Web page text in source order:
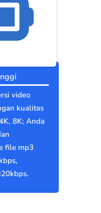
video
kualitas
8K; Anda
file mp3